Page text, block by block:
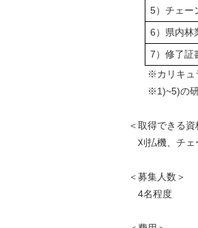
5）チェー
6）県内林
7）修了証
※カリキュラ
※1)~5)の研修
＜取得できる資
刈払機、チェ
＜募集人数＞
4名程度